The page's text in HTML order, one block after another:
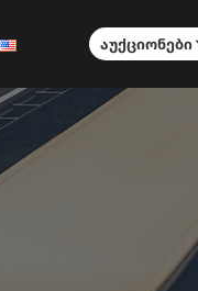
Აუქციონები